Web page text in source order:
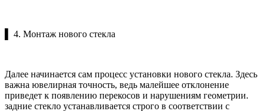
▌ 4. Монтаж нового стекла
Далее начинается сам процесс установки нового стекла. Здесь
важна ювелирная точность, ведь малейшее отклонение
приведет к появлению перекосов и нарушениям геометрии.
задние стекло устанавливается строго в соответствии с